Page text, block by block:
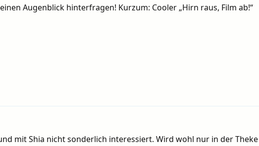
Augenblick hinterfragen! Kurzum: Cooler „Hirn raus, Film ab!“
mit Shia nicht sonderlich interessiert. Wird wohl nur in der Theke